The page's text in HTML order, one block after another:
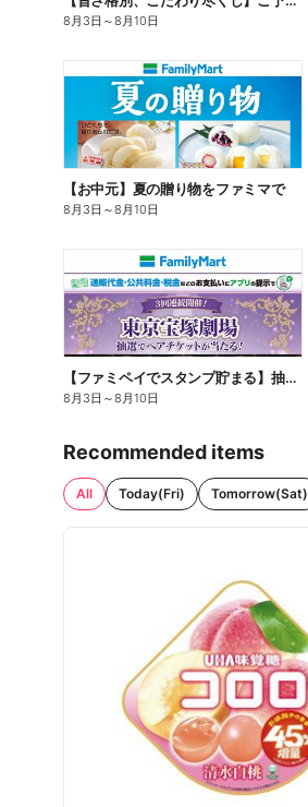
8月3日 ～8月10日
【お中元】夏の贈り物をファミマで
8月3日 ～8月10日
【ファミペイでスタンプ貯まる】抽選でペアチケットが当たる!
8月3日 ～8月10日
Recommended items
All Today(Fri) Tomorrow(Sat)